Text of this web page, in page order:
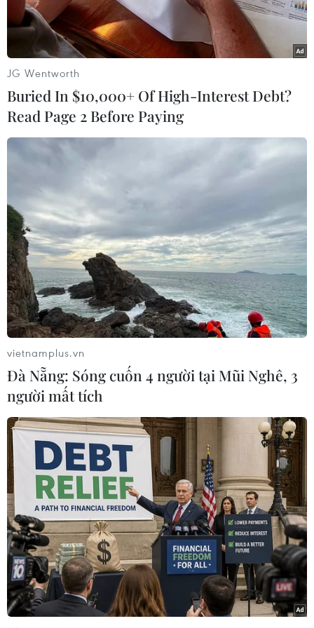
Toàn cảnh nhà máy điện hạt nhân Zaporizhzhia. (Ảnh:
Ngày 17/8, Ngoại trưởng Mỹ Antony Blinken đã
có cuộc điện đàm với người đồng cấp Ukraine
Dmytro Kuleba trao đổi về việc Washington tiếp
tục hỗ trợ các nhu cầu quốc phòng của Kiev,
cũng như kế hoạch của Ukraine tổ chức các hoạt
động mừng Quốc khánh vào ngày 24/8.
Theo thông cáo của Bộ Ngoại giao Mỹ, Ngoại
trưởng Blinken đã cập nhật với người đồng cấp
Ukraine về việc Washington cung cấp hỗ trợ an
ninh cho Kiev và đề cập tình hình an ninh xung
quanh nhà máy điện hạt nhân Zaporizhzhia.
[Tổng Thư ký Antonio Guterres và phái đoàn
Liên hợp quốc đến Ukraine]
Ngoại trưởng Blinken hoan nghênh các nhà
chức trách và các nhà vận hành nhà máy điện
hạt nhân của Ukraine đã cam kết đảm bảo an
toàn và an ninh hạt nhân trong điều kiện này.
JG Wentworth
Buried In $10,000+ Of High-Interest Debt?
Read Page 2 Before Paying
vietnamplus.vn
Đà Nẵng: Sóng cuốn 4 người tại Mũi Nghê, 3
người mất tích